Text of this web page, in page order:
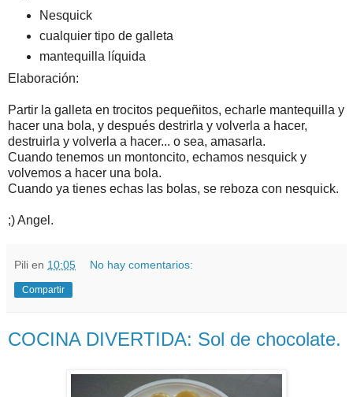
Nesquick
cualquier tipo de galleta
mantequilla líquida
Elaboración:
Partir la galleta en trocitos pequeñitos, echarle mantequilla y
hacer una bola, y después destrirla y volverla a hacer,
destruirla y volverla a hacer... o sea, amasarla.
Cuando tenemos un montoncito, echamos nesquick y
volvemos a hacer una bola.
Cuando ya tienes echas las bolas, se reboza con nesquick.
;) Angel.
Pili en 10:05 No hay comentarios:
Compartir
COCINA DIVERTIDA: Sol de chocolate.